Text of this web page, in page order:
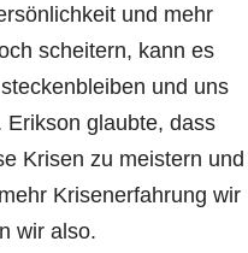
und mehr
scheitern, kann es
und uns
Erikson glaubte, dass
Krisen zu meistern und
Krisenerfahrung wir
wir also.